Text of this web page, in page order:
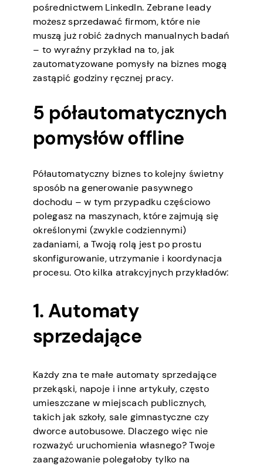
pośrednictwem LinkedIn. Zebrane leady
możesz sprzedawać firmom, które nie
muszą już robić żadnych manualnych badań
– to wyraźny przykład na to, jak
zautomatyzowane pomysły na biznes mogą
zastąpić godziny ręcznej pracy.
5 półautomatycznych
pomysłów offline
Półautomatyczny biznes to kolejny świetny
sposób na generowanie pasywnego
dochodu – w tym przypadku częściowo
polegasz na maszynach, które zajmują się
określonymi (zwykle codziennymi)
zadaniami, a Twoją rolą jest po prostu
skonfigurowanie, utrzymanie i koordynacja
procesu. Oto kilka atrakcyjnych przykładów:
1. Automaty
sprzedające
Każdy zna te małe automaty sprzedające
przekąski, napoje i inne artykuły, często
umieszczane w miejscach publicznych,
takich jak szkoły, sale gimnastyczne czy
dworce autobusowe. Dlaczego więc nie
rozważyć uruchomienia własnego? Twoje
zaangażowanie polegałoby tylko na